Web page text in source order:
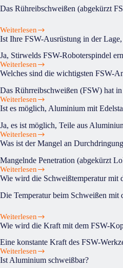
Seite
Schweißnaht
Rührreibschweißen
durchgeführt?
Das Rühreibschweißen (abgekürzt
Weiterlesen
Wer
hat
das
Rührreibschweißen
erfunden?
Ist Ihre FSW-Ausrüstung in der
Ja, Stirwelds FSW-Roboterspindel
Weiterlesen
Ist
Ihre
FSW-
Ausrüstung
in
der
Lage,
doppelt
gekrümmte
3D-
Strukturen
zu
schweißen?
Welches sind die wichtigsten FSW-
Das Rührreibschweißen (FSW) hat
Weiterlesen
Welches
sind
wichtigsten
FSW-
Anwendungen
Energiesektor?
Ist es möglich, Aluminium mit
Ja, es ist möglich, Teile aus
Weiterlesen
Ist
es
Aluminium
mit
Edelstahl
schweißen?
Was ist der Mangel an
Mangelnde Penetration (abgekürzt
Weiterlesen
Was
ist
Mangel
Durchdringung
im
Wie wird die Schweißtemperatur mit
Die Temperatur beim Schweißen mit
Weiterlesen
Wie
wird
die
Schweißtemperatur
mit
dem
Wie wird die Kraft mit dem FSW-
Eine konstante Kraft des FSW-
Weiterlesen
Wie
wird
Ist Aluminium schweißbar?